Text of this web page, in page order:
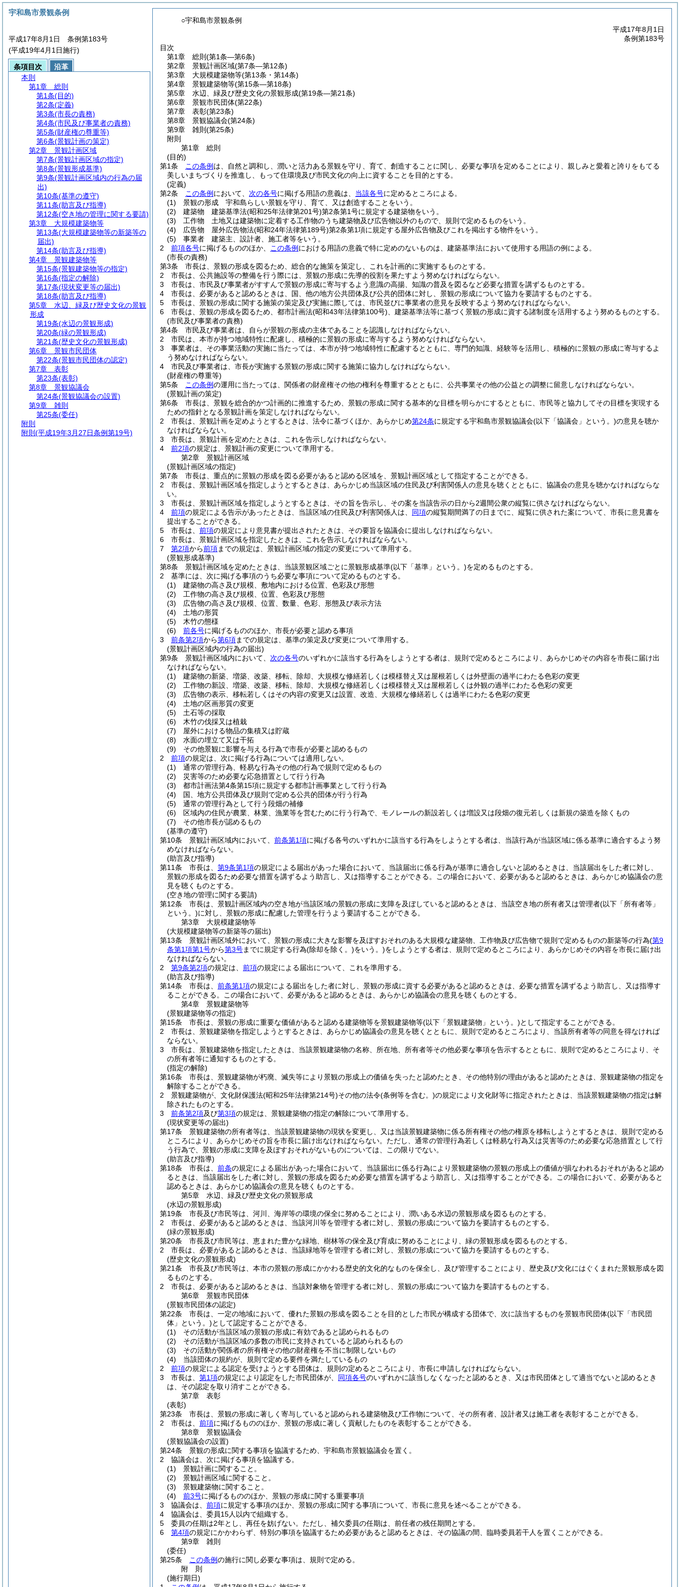
○宇和島市景観条例
平成17年8月1日
条例第183号
目次
第1章
総則 (第1条―第6条)
第2章
景観計画区域(第7条―第12条)
第3章
大規模建築物等(第13条・第14条)
第4章
景観建築物等(第15条―第18条)
第5章
水辺、緑及び歴史文化の景観形成(第19条―第21条)
第6章
景観市民団体(第22条)
第7章
表彰(第23条)
第8章
景観協議会(第24条)
第9章
雑則 (第25条)
附則
第1章
総則
(目的)
第1条
この条例 は、自然と調和し、潤いと活力ある景観を守り、育て、創造することに関し、必要な事項を定めることにより、親しみと愛着と誇りをもてる
美しいまちづくりを推進し、もって住環境及び市民文化の向上に資することを目的とする。
(定義)
第2条
この条例 において、 次の各号に掲げる用語の意義は、 当該各号に定めるところによる。
(1)
景観の形成 宇和島らしい景観を守り、育て、又は創造することをいう。
(2)
建築物 建築基準法(昭和25年法律第201号)第2条第1号に規定する建築物をいう。
(3)
工作物 土地又は建築物に定着する工作物のうち建築物及び広告物以外のもので、規則で定めるものをいう。
(4)
広告物 屋外広告物法(昭和24年法律第189号)第2条第1項に規定する屋外広告物及びこれを掲出する物件をいう。
(5)
事業者 建築主、設計者、施工者等をいう。
2
前項各号に掲げるもののほか、 この条例 における用語の意義で特に定めのないものは、建築基準法において使用する用語の例による。
(市長の責務)
第3条
市長は、景観の形成を図るため、総合的な施策を策定し、これを計画的に実施するものとする。
2
市長は、公共施設等の整備を行う際には、景観の形成に先導的役割を果たすよう努めなければならない。
3
市長は、市民及び事業者がすすんで景観の形成に寄与するよう意識の高揚、知識の普及を図るなど必要な措置を講ずるものとする。
4
市長は、必要があると認めるときは、国、他の地方公共団体及び公共的団体に対し、景観の形成について協力を要請するものとする。
5
市長は、景観の形成に関する施策の策定及び実施に際しては、市民並びに事業者の意見を反映するよう努めなければならない。
6
市長は、景観の形成を図るため、都市計画法(昭和43年法律第100号) 、建築基準法等に基づく景観の形成に資する諸制度を活用するよう努めるものとする。
(市民及び事業者の責務)
第4条
市民及び事業者は、自らが景観の形成の主体であることを認識しなければならない。
2
市民は、本市が持つ地域特性に配慮し、積極的に景観の形成に寄与するよう努めなければならない。
3
事業者は、その事業活動の実施に当たっては、本市が持つ地域特性に配慮するとともに、専門的知識、経験等を活用し、積極的に景観の形成に寄与するよ
う努めなければならない。
4
市民及び事業者は、市長が実施する景観の形成に関する施策に協力しなければならない。
(財産権の尊重等)
第5条
この条例の運用に当たっては、関係者の財産権その他の権利を尊重するとともに、公共事業その他の公益との調整に留意しなければならない。
(景観計画の策定)
第6条
市長は、景観を総合的かつ計画的に推進するため、景観の形成に関する基本的な目標を明らかにするとともに、市民等と協力してその目標を実現する
ための指針となる景観計画を策定しなければならない。
2
市長は、景観計画を定めようとするときは、法令に基づくほか、あらかじめ第24条に規定する宇和島市景観協議会(以下「協議会」という。)の意見を聴か
なければならない。
3
市長は、景観計画を定めたときは、これを告示しなければならない。
4
前2項の規定は、景観計画の変更について準用する。
第2章
景観計画区域
(景観計画区域の指定)
第7条
市長は、重点的に景観の形成を図る必要があると認める区域を、景観計画区域として指定することができる。
2
市長は、景観計画区域を指定しようとするときは、あらかじめ当該区域の住民及び利害関係人の意見を聴くとともに、協議会の意見を聴かなければならな
い。
3
市長は、景観計画区域を指定しようとするときは、その旨を告示し、その案を当該告示の日から2週間公衆の縦覧に供さなければならない。
4
前項の規定による告示があったときは、当該区域の住民及び利害関係人は、 同項の縦覧期間満了の日までに、縦覧に供された案について、市長に意見書を
提出することができる。
5
市長は、 前項の規定により意見書が提出されたときは、その要旨を協議会に提出しなければならない。
6
市長は、景観計画区域を指定したときは、これを告示しなければならない。
7
第2項から前項までの規定は、景観計画区域の指定の変更について準用する。
(景観形成基準)
第8条
景観計画区域を定めたときは、当該景観区域ごとに景観形成基準(以下「基準」という。)を定めるものとする。
2
基準には、次に掲げる事項のうち必要な事項について定めるものとする。
(1)
建築物の高さ及び規模、敷地内における位置、色彩及び形態
(2)
工作物の高さ及び規模、位置、色彩及び形態
(3)
広告物の高さ及び規模、位置、数量、色彩、形態及び表示方法
(4)
土地の形質
(5)
木竹の態様
(6)
前各号に掲げるもののほか、市長が必要と認める事項
3
前条第2項から第6項までの規定は、基準の策定及び変更について準用する。
(景観計画区域内の行為の届出)
第9条
景観計画区域内において、 次の各号のいずれかに該当する行為をしようとする者は、規則で定めるところにより、あらかじめその内容を市長に届け出
なければならない。
(1)
建築物の新築、増築、改築、移転、除却、大規模な修繕若しくは模様替え又は屋根若しくは外壁面の過半にわたる色彩の変更
(2)
工作物の新設、増築、改築、移転、除却、大規模な修繕若しくは模様替え又は屋根若しくは外観の過半にわたる色彩の変更
(3)
広告物の表示、移転若しくはその内容の変更又は設置、改造、大規模な修繕若しくは過半にわたる色彩の変更
(4)
土地の区画形質の変更
(5)
土石等の採取
(6)
木竹の伐採又は植栽
(7)
屋外における物品の集積又は貯蔵
(8)
水面の埋立て又は干拓
(9)
その他景観に影響を与える行為で市長が必要と認めるもの
2
前項の規定は、次に掲げる行為については適用しない。
(1)
通常の管理行為、軽易な行為その他の行為で規則で定めるもの
(2)
災害等のため必要な応急措置として行う行為
(3)
都市計画法第4条第15項に規定する都市計画事業として行う行為
(4)
国、地方公共団体及び規則で定める公共的団体が行う行為
(5)
通常の管理行為として行う段畑の補修
(6)
区域内の住民が農業、林業、漁業等を営むために行う行為で、モノレールの新設若しくは増設又は段畑の復元若しくは新規の築造を除くもの
(7)
その他市長が認めるもの
(基準の遵守)
第10条
景観計画区域内において、 前条第1項に掲げる各号のいずれかに該当する行為をしようとする者は、当該行為が当該区域に係る基準に適合するよう努
めなければならない。
(助言及び指導)
第11条
市長は、 第9条第1項の規定による届出があった場合において、当該届出に係る行為が基準に適合しないと認めるときは、当該届出をした者に対し、
景観の形成を図るため必要な措置を講ずるよう助言し、又は指導することができる。
この場合において、必要があると認めるときは、あらかじめ協議会の意
見を聴くものとする。
(空き地の管理に関する要請)
第12条
市長は、景観計画区域内の空き地が当該区域の景観の形成に支障を及ぼしていると認めるときは、当該空き地の所有者又は管理者(以下「所有者等」
という。)に対し、景観の形成に配慮した管理を行うよう要請することができる。
第3章
大規模建築物等
(大規模建築物等の新築等の届出)
第13条
景観計画区域外において、景観の形成に大きな影響を及ぼすおそれのある大規模な建築物、工作物及び広告物で規則で定めるものの新築等の行為(第9
条第1項第1号から第3号までに規定する行為(除却を除く。)をいう。)をしようとする者は、規則で定めるところにより、あらかじめその内容を市長に届け出
なければならない。
2
第9条第2項の規定は、 前項の規定による届出について、これを準用する。
(助言及び指導)
第14条
市長は、 前条第1項の規定による届出をした者に対し、景観の形成に資する必要があると認めるときは、必要な措置を講ずるよう助言し、又は指導す
ることができる。
この場合において、必要があると認めるときは、あらかじめ協議会の意見を聴くものとする。
第4章
景観建築物等
(景観建築物等の指定)
第15条
市長は、景観の形成に重要な価値があると認める建築物等を景観建築物等(以下「景観建築物」という。)として指定することができる。
2
市長は、景観建築物を指定しようとするときは、あらかじめ協議会の意見を聴くとともに、規則で定めるところにより、当該所有者等の同意を得なければ
ならない。
3
市長は、景観建築物を指定したときは、当該景観建築物の名称、所在地、所有者等その他必要な事項を告示するとともに、規則で定めるところにより、そ
の所有者等に通知するものとする。
(指定の解除)
第16条
市長は、景観建築物が朽廃、滅失等により景観の形成上の価値を失ったと認めたとき、その他特別の理由があると認めたときは、景観建築物の指定を
解除することができる。
2
景観建築物が、文化財保護法(昭和25年法律第214号)その他の法令(条例等を含む。)の規定により文化財等に指定されたときは、当該景観建築物の指定は解
除されたものとする。
3
前条第2項及び第3項の規定は、景観建築物の指定の解除について準用する。
(現状変更等の届出)
第17条
景観建築物の所有者等は、当該景観建築物の現状を変更し、又は当該景観建築物に係る所有権その他の権原を移転しようとするときは、規則で定める
ところにより、あらかじめその旨を市長に届け出なければならない。 ただし、通常の管理行為若しくは軽易な行為又は災害等のため必要な応急措置として行
う行為で、景観の形成に支障を及ぼすおそれがないものについては、この限りでない。
(助言及び指導)
第18条
市長は、 前条の規定による届出があった場合において、当該届出に係る行為により景観建築物の景観の形成上の価値が損なわれるおそれがあると認め
るときは、当該届出をした者に対し、景観の形成を図るため必要な措置を講ずるよう助言し、又は指導することができる。
この場合において、必要があると
認めるときは、あらかじめ協議会の意見を聴くものとする。
第5章
水辺、緑及び歴史文化の景観形成
(水辺の景観形成)
第19条
市長及び市民等は、河川、海岸等の環境の保全に努めることにより、潤いある水辺の景観形成を図るものとする。
2
市長は、必要があると認めるときは、当該河川等を管理する者に対し、景観の形成について協力を要請するものとする。
(緑の景観形成)
第20条
市長及び市民等は、恵まれた豊かな緑地、樹林等の保全及び育成に努めることにより、緑の景観形成を図るものとする。
2
市長は、必要があると認めるときは、当該緑地等を管理する者に対し、景観の形成について協力を要請するものとする。
(歴史文化の景観形成)
第21条
市長及び市民等は、本市の景観の形成にかかわる歴史的文化的なものを保全し、及び管理することにより、歴史及び文化にはぐくまれた景観形成を図
るものとする。
2
市長は、必要があると認めるときは、当該対象物を管理する者に対し、景観の形成について協力を要請するものとする。
第6章
景観市民団体
(景観市民団体の認定)
第22条
市長は、一定の地域において、優れた景観の形成を図ることを目的とした市民が構成する団体で、次に該当するものを景観市民団体(以下「市民団
体」という。)として認定することができる。
(1)
その活動が当該区域の景観の形成に有効であると認められるもの
(2)
その活動が当該区域の多数の市民に支持されていると認められるもの
(3)
その活動が関係者の所有権その他の財産権を不当に制限しないもの
(4)
当該団体の規約が、規則で定める要件を満たしているもの
2
前項の規定による認定を受けようとする団体は、規則の定めるところにより、市長に申請しなければならない。
3
市長は、 第1項の規定により認定をした市民団体が、 同項各号のいずれかに該当しなくなったと認めるとき、又は市民団体として適当でないと認めるとき
は、その認定を取り消すことができる。
第7章
表彰
(表彰)
第23条
市長は、景観の形成に著しく寄与していると認められる建築物及び工作物について、その所有者、設計者又は施工者を表彰することができる。
2
市長は、 前項に掲げるもののほか、景観の形成に著しく貢献したものを表彰することができる。
第8章
景観協議会
(景観協議会の設置)
第24条
景観の形成に関する事項を協議するため、宇和島市景観協議会を置く。
2
協議会は、次に掲げる事項を協議する。
(1)
景観計画に関すること。
(2)
景観計画区域に関すること。
(3)
景観建築物に関すること。
(4)
前3号に掲げるもののほか、景観の形成に関する重要事項
3
協議会は、 前項に規定する事項のほか、景観の形成に関する事項について、市長に意見を述べることができる。
4
協議会は、委員15人以内で組織する。
5
委員の任期は2年とし、再任を妨げない。 ただし、補欠委員の任期は、前任者の残任期間とする。
6
第4項の規定にかかわらず、特別の事項を協議するため必要があると認めるときは、その協議の間、臨時委員若干人を置くことができる。
第9章
雑則
(委任)
第25条
この条例の施行に関し必要な事項は、規則で定める。
附 則
(施行期日)
宇和島市景観条例
平成17年8月1日 条例第183号
(平成19年4月1日施行)
条項目次
沿革
本則
第1章
総則
第1条(目的)
第2条(定義)
第3条(市長の責務)
第4条(市民及び事業者の責務)
第5条(財産権の尊重等)
第6条(景観計画の策定)
第2章
景観計画区域
第7条(景観計画区域の指定)
第8条(景観形成基準)
第9条(景観計画区域内の行為の届
出)
第10条(基準の遵守)
第11条(助言及び指導)
第12条(空き地の管理に関する要請)
第3章
大規模建築物等
第13条(大規模建築物等の新築等の
届出)
第14条(助言及び指導)
第4章
景観建築物等
第15条(景観建築物等の指定)
第16条(指定の解除)
第17条(現状変更等の届出)
第18条(助言及び指導)
第5章
水辺、緑及び歴史文化の景観
形成
第19条(水辺の景観形成)
第20条(緑の景観形成)
第21条(歴史文化の景観形成)
第6章
景観市民団体
第22条(景観市民団体の認定)
第7章
表彰
第23条(表彰)
第8章
景観協議会
第24条(景観協議会の設置)
第9章
雑則
第25条(委任)
附則
附則 (平成19年3月27日条例第19号)